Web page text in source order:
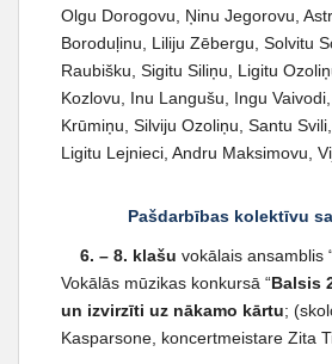
Olgu Dorogovu, Ņinu Jegorovu,
Boroduļinu, Liliju Zēbergu, Solvitu
Raubišku, Sigitu Siliņu, Ligitu
Kozlovu, Inu Langušu, Ingu
Krūmiņu, Silviju Ozoliņu, Santu
Ligitu Lejnieci, Andru Maksimovu,
Pašdarbības kolektīvu
6. – 8. klašu vokālais ansamblis
Vokālās mūzikas konkursā “Balsis
un izvirzīti uz nākamo kārtu;
Kasparsone, koncertmeistare Zita